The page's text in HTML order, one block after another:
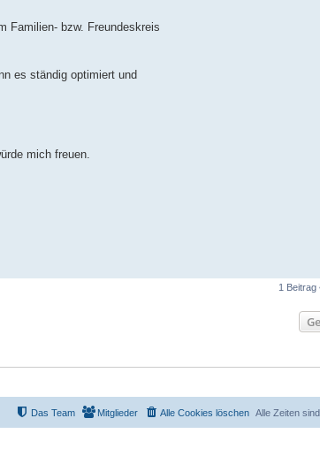
Familien- bzw. Freundeskreis
es ständig optimiert und
mich freuen.
1 Beitrag
Alle Zeiten sind
Alle Cookies löschen
Mitglieder
Das Team